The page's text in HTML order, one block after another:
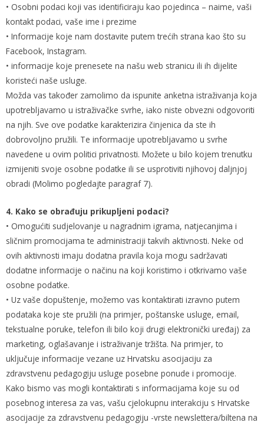
• Osobni podaci koji vas identificiraju kao pojedinca – naime, vaši
kontakt podaci, vaše ime i prezime
• Informacije koje nam dostavite putem trećih strana kao što su
Facebook, Instagram.
• informacije koje prenesete na našu web stranicu ili ih dijelite
koristeći naše usluge.
Možda vas također zamolimo da ispunite anketna istraživanja koja
upotrebljavamo u istraživačke svrhe, iako niste obvezni odgovoriti
na njih. Sve ove podatke karakterizira činjenica da ste ih
dobrovoljno pružili. Te informacije upotrebljavamo u svrhe
navedene u ovim politici privatnosti. Možete u bilo kojem trenutku
izmijeniti svoje osobne podatke ili se usprotiviti njihovoj daljnjoj
obradi (Molimo pogledajte paragraf 7).
4. Kako se obrađuju prikupljeni podaci?
• Omogućiti sudjelovanje u nagradnim igrama, natjecanjima i
sličnim promocijama te administraciji takvih aktivnosti. Neke od
ovih aktivnosti imaju dodatna pravila koja mogu sadržavati
dodatne informacije o načinu na koji koristimo i otkrivamo vaše
osobne podatke.
• Uz vaše dopuštenje, možemo vas kontaktirati izravno putem
podataka koje ste pružili (na primjer, poštanske usluge, email,
tekstualne poruke, telefon ili bilo koji drugi elektronički uređaj) za
marketing, oglašavanje i istraživanje tržišta. Na primjer, to
uključuje informacije vezane uz Hrvatsku asocijaciju za
zdravstvenu pedagogiju usluge posebne ponude i promocije.
Kako bismo vas mogli kontaktirati s informacijama koje su od
posebnog interesa za vas, vašu cjelokupnu interakciju s Hrvatske
asocijacije za zdravstvenu pedagogiju -vrste newslettera/biltena na